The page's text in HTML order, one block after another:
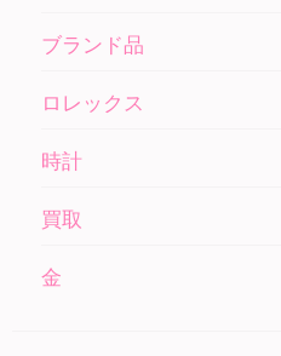
ブランド品
ロレックス
時計
買取
金